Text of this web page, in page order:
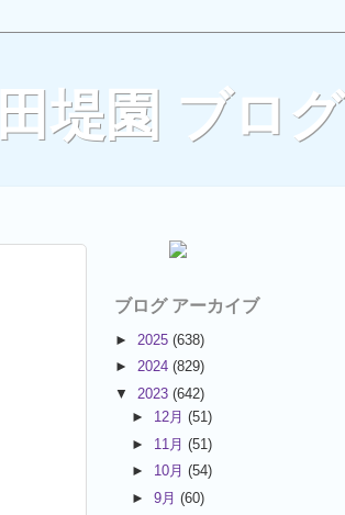
堤園 ブログ
ブログ アーカイブ
► 2025 (638)
► 2024 (829)
▼ 2023 (642)
► 12月(51)
► 11月(51)
► 10月(54)
►9月(60)